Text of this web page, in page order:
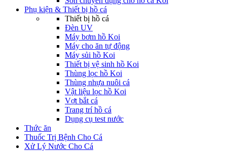
Phụ kiện & Thiết bị hồ cá
Thiết bị hồ cá
Đèn UV
Máy bơm hồ Koi
Máy cho ăn tự động
Máy sủi hồ Koi
Thiết bị vệ sinh hồ Koi
Thùng lọc hồ Koi
Thùng nhựa nuôi cá
Vật liệu lọc hồ Koi
Vợt bắt cá
Trang trí hồ cá
Dụng cụ test nước
Thức ăn
Thuốc Trị Bệnh Cho Cá
Xử Lý Nước Cho Cá